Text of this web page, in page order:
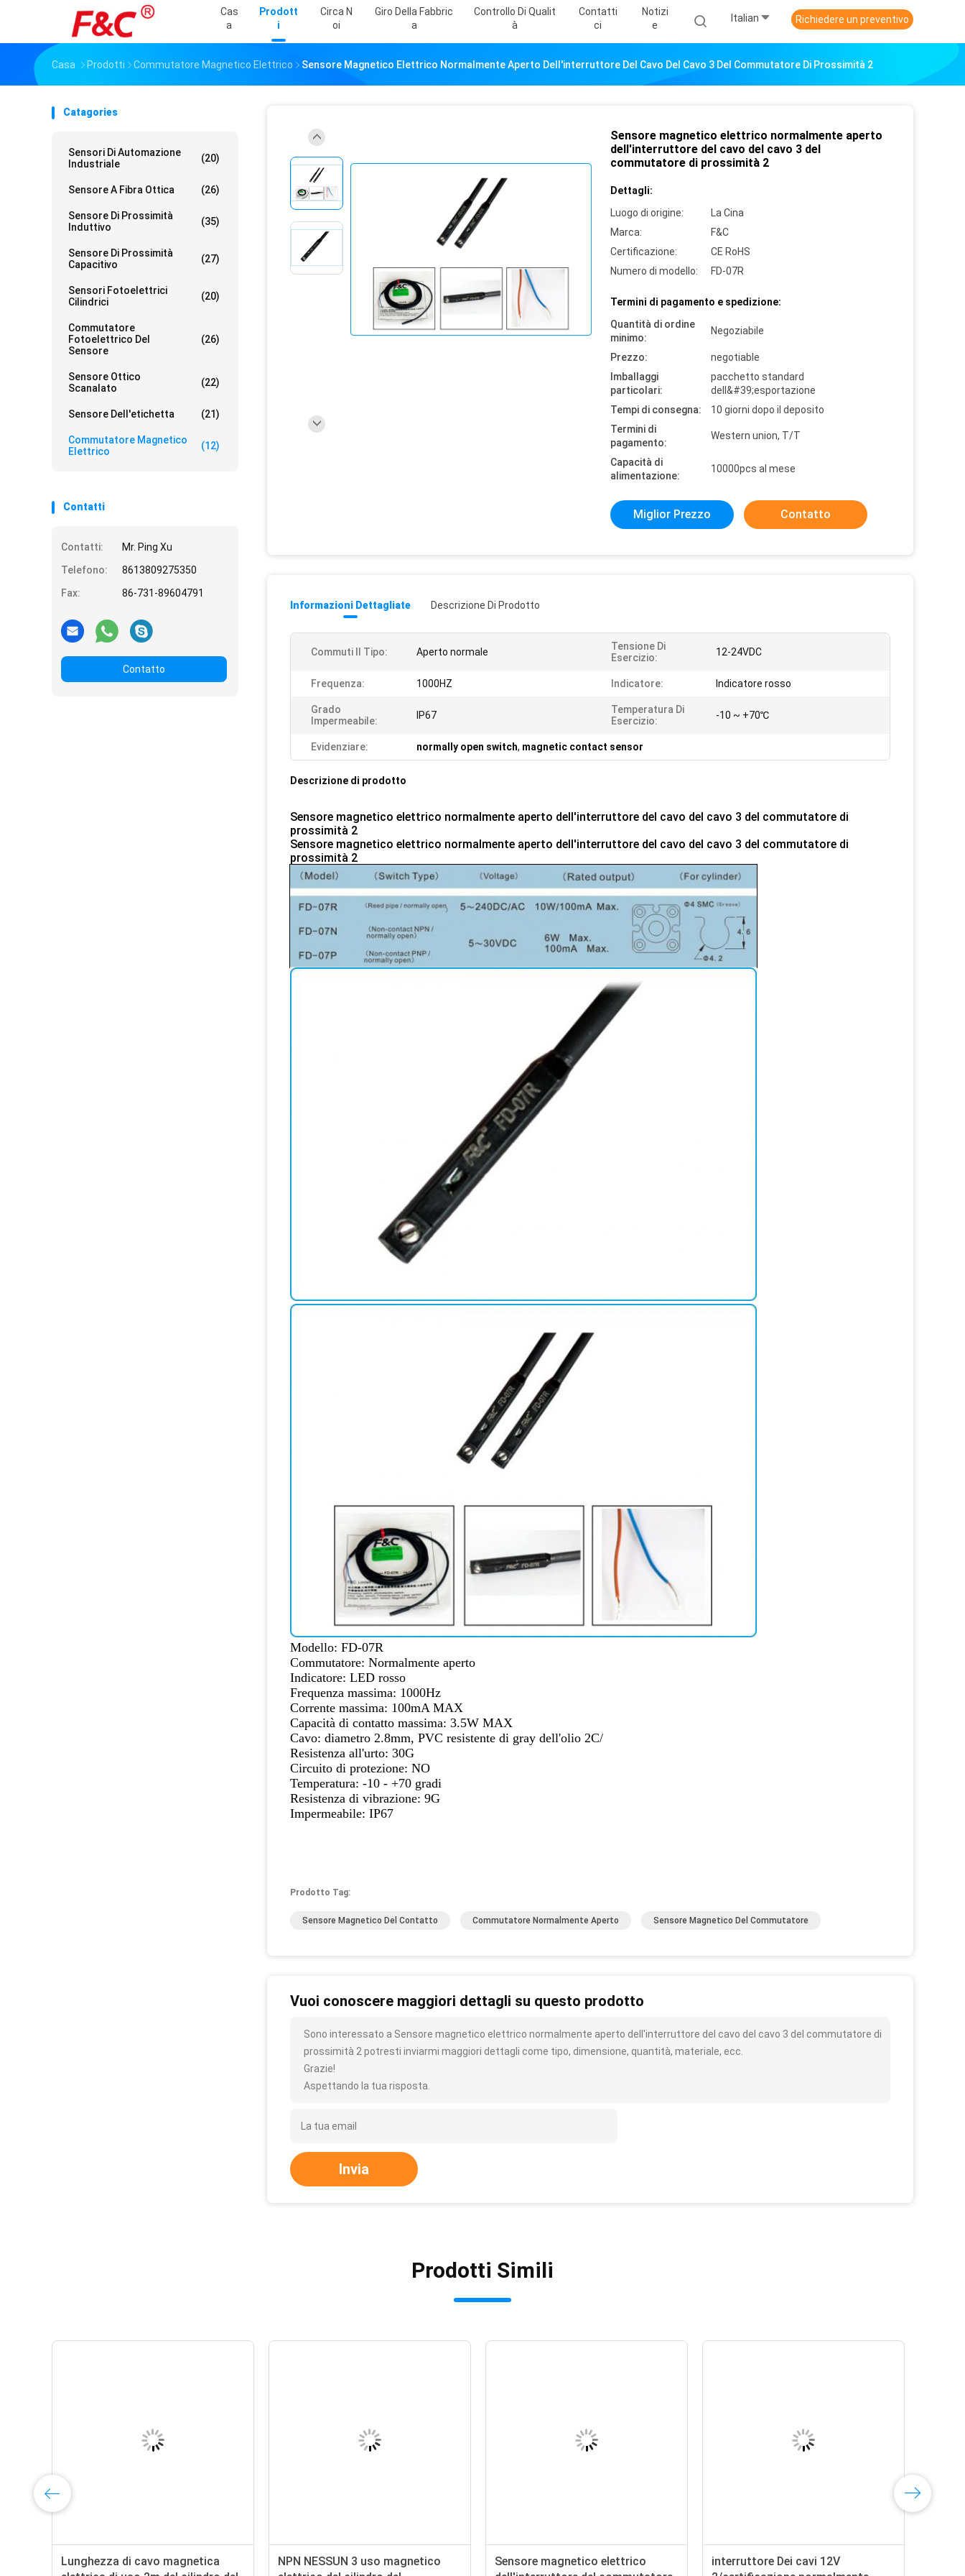
Cas
A
Prodott
I
Circa N
Oi
Giro Della Fabbric
A
Controllo Di Qualit
À
Contatti
Ci
Notizi
E
Italian Richiedere un preventivo
Casa Prodotti Commutatore Magnetico Elettrico Sensore Magnetico Elettrico Normalmente Aperto Dell'interruttore Del Cavo Del Cavo 3 Del Commutatore Di Prossimità 2
Catagories
Sensori Di Automazione
Industriale
(20)
Sensore A Fibra Ottica (26)
Sensore Di Prossimità
Induttivo
(35)
Sensore Di Prossimità
Capacitivo
(27)
Sensori Fotoelettrici
Cilindrici
(20)
Commutatore
Fotoelettrico Del
Sensore
(26)
Sensore Ottico
Scanalato
(22)
Sensore Dell'etichetta (21)
Commutatore Magnetico
Elettrico
(12)
Contatti
Contatti:
Mr. Ping Xu
Telefono:
8613809275350
Fax:
86-731-89604791
Contatto
Sensore magnetico elettrico normalmente aperto
dell'interruttore del cavo del cavo 3 del
commutatore di prossimità 2
Dettagli:
Luogo di origine:
La Cina
Marca:
F&C
Certificazione:
CE RoHS
Numero di modello:
FD-07R
Termini di pagamento e spedizione:
Quantità di ordine
minimo:
Negoziabile
Prezzo:
negotiable
Imballaggi
particolari:
pacchetto standard
dell&#39;esportazione
Tempi di consegna:
10 giorni dopo il deposito
Termini di
pagamento:
Western union, T/T
Capacità di
alimentazione:
10000pcs al mese
Miglior Prezzo Contatto
Informazioni Dettagliate Descrizione Di Prodotto
Commuti Il Tipo: Aperto normale
Tensione Di
Esercizio:
12-24VDC
Frequenza: 1000HZ Indicatore: Indicatore rosso
Grado
Impermeabile:
IP67
Temperatura Di
Esercizio:
-10 ~ +70℃
Evidenziare: normally open switch, magnetic contact sensor
Descrizione di prodotto
Sensore magnetico elettrico normalmente aperto dell'interruttore del cavo del cavo 3 del commutatore di
prossimità 2
Sensore magnetico elettrico normalmente aperto dell'interruttore del cavo del cavo 3 del commutatore di
prossimità 2
Modello: FD-07R
Commutatore: Normalmente aperto
Indicatore: LED rosso
Frequenza massima: 1000Hz
Corrente massima: 100mA MAX
Capacità di contatto massima: 3.5W MAX
Cavo: diametro 2.8mm, PVC resistente di gray dell'olio 2C/
Resistenza all'urto: 30G
Circuito di protezione: NO
Temperatura: -10 - +70 gradi
Resistenza di vibrazione: 9G
Impermeabile: IP67
Prodotto Tag:
Sensore Magnetico Del Contatto Commutatore Normalmente Aperto Sensore Magnetico Del Commutatore
Vuoi conoscere maggiori dettagli su questo prodotto
Sono interessato a Sensore magnetico elettrico normalmente aperto dell'interruttore del cavo del cavo 3 del commutatore di
prossimità 2 potresti inviarmi maggiori dettagli come tipo, dimensione, quantità, materiale, ecc.
Grazie!
Aspettando la tua risposta.
Invia
Prodotti Simili
Lunghezza di cavo magnetica
NPN NESSUN 3 uso magnetico
Sensore magnetico elettrico
interruttore Dei cavi 12V